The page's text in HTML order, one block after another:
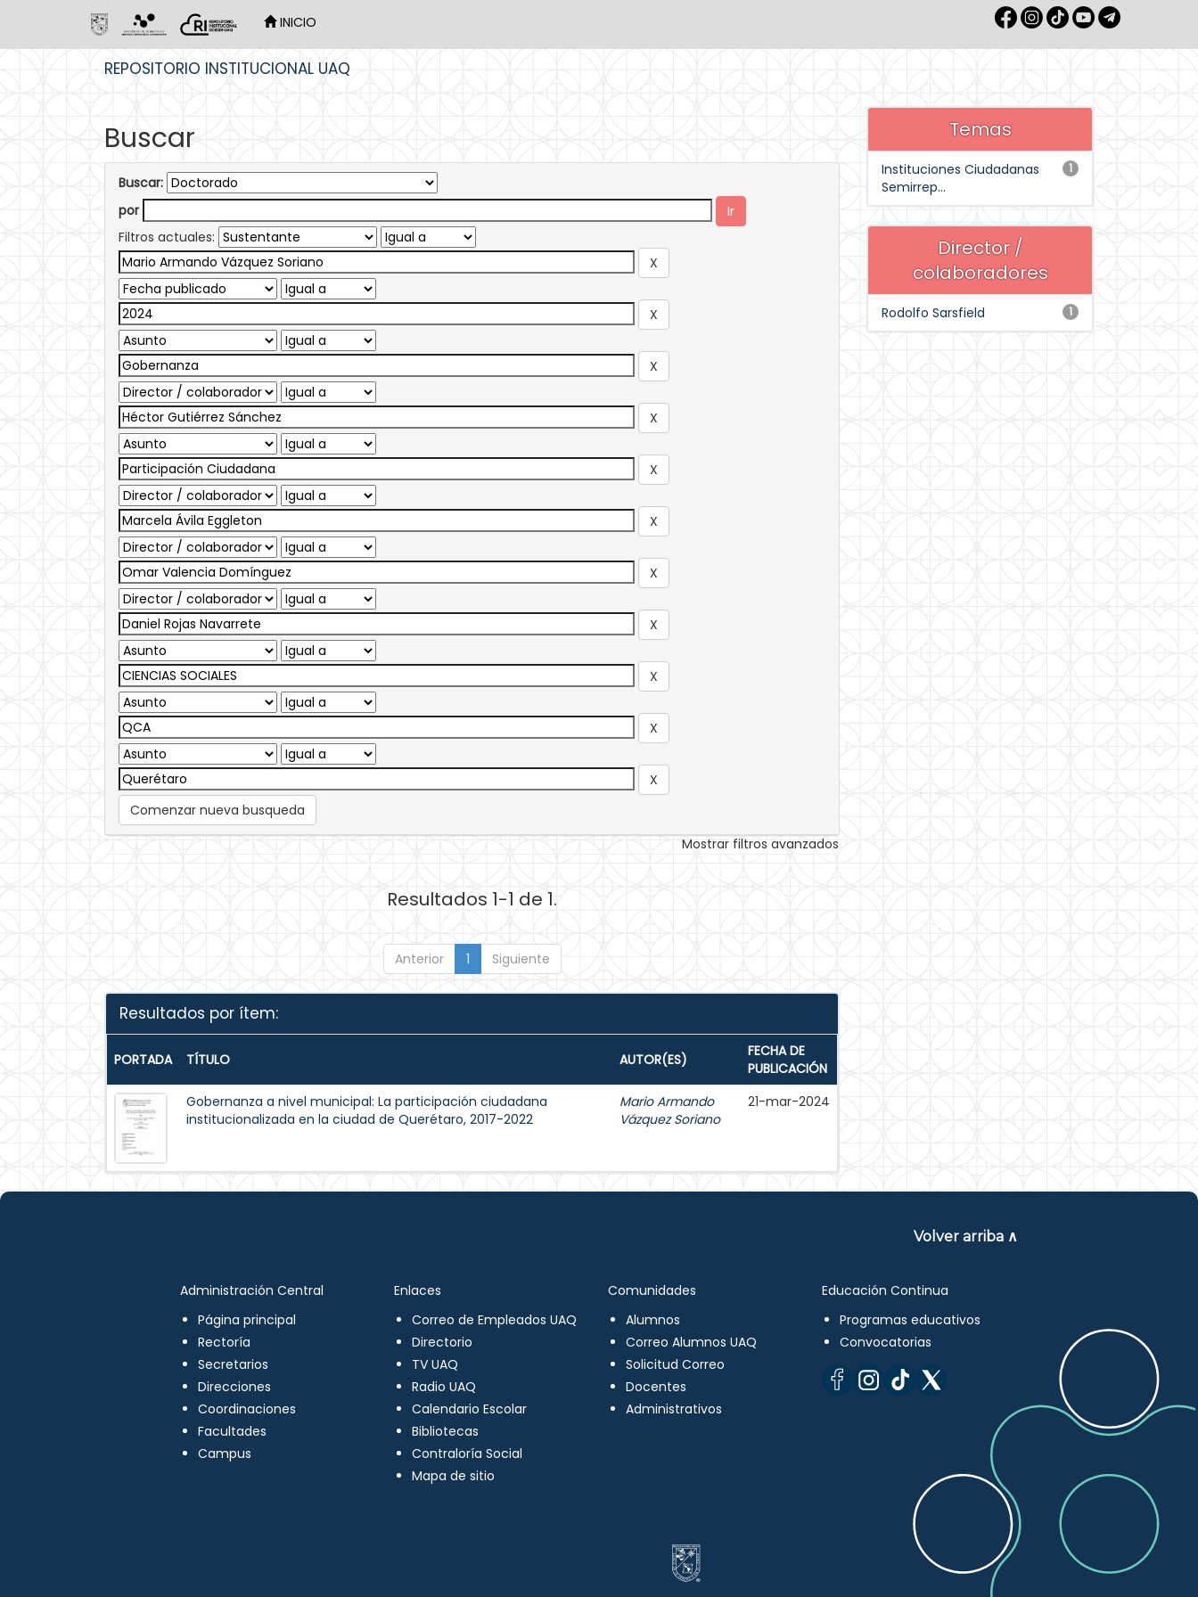
INICIO
REPOSITORIO INSTITUCIONAL UAQ
Buscar
Buscar:
por
Filtros actuales:
Comenzar nueva busqueda
Mostrar filtros avanzados
Resultados 1-1 de 1.
Anterior 1 Siguiente
Resultados por ítem:
PORTADA TÍTULO AUTOR(ES)
FECHA DE
PUBLICACIÓN
Gobernanza a nivel municipal: La participación ciudadana
institucionalizada en la ciudad de Querétaro, 2017-2022
Mario Armando
Vázquez Soriano
21-mar-2024
Temas
1
Instituciones Ciudadanas
Semirrep...
Director /
colaboradores
1
Rodolfo Sarsfield
Volver arriba ∧
Administración Central
Página principal
Rectoría
Secretarios
Direcciones
Coordinaciones
Facultades
Campus
Enlaces
Correo de Empleados UAQ
Directorio
TV UAQ
Radio UAQ
Calendario Escolar
Bibliotecas
Contraloría Social
Mapa de sitio
Comunidades
Alumnos
Correo Alumnos UAQ
Solicitud Correo
Docentes
Administrativos
Educación Continua
Programas educativos
Convocatorias